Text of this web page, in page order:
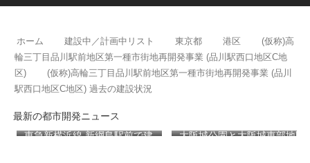
ホーム 建設中／計画中リスト 東京都 港区
(仮称)高
輪三丁目品川駅前地区第一種市街地再開発事業 (品川駅西口地区C地
区)
(仮称)高輪三丁目品川駅前地区第一種市街地再開発事業 (品川
駅西口地区C地区) 過去の建設状況
最新の都市開発ニュース
東急新横浜線 新綱島駅前で建
大阪城公園と大阪城東部地区